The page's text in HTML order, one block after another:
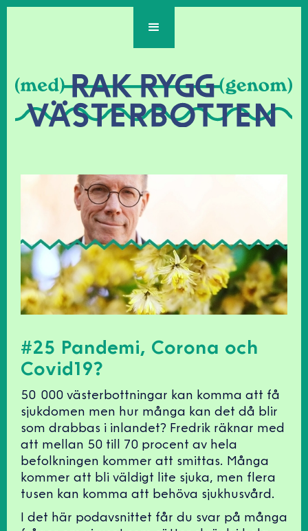
#25 Pandemi, Corona och
Covid19?
50 000 västerbottningar kan komma att få
sjukdomen men hur många kan det då blir
som drabbas i inlandet? Fredrik räknar med
att mellan 50 till 70 procent av hela
befolkningen kommer att smittas. Många
kommer att bli väldigt lite sjuka, men flera
tusen kan komma att behöva sjukhusvård.
I det här podavsnittet får du svar på många